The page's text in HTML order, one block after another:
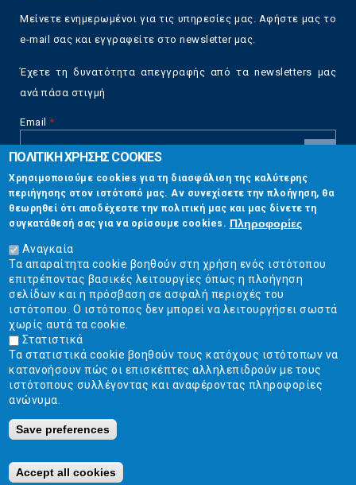
Μείνετε ενημερωμένοι για τις υπηρεσίες μας. Αφήστε μας το
e-mail σας και εγγραφείτε στο newsletter μας.
Έχετε τη δυνατότητα απεγγραφής από τα newsletters μας
ανά πάσα στιγμή
Email *
CAPTCHA
This
question is
for testing
whether or
not you are a
human visitor
and to
prevent
automated
spam
submissions.
5+2
Επικοινωνία
Στουρνάρη 17, Αθήνα 10683
2103304444
info@ekpizo.gr
www.ekpizo.gr
Δευ - Πεμ:10:00 πμ - 2:00 μμ
Σάβ - Κυρ: Κλειστά
Κατασκευή ιστοσελίδων Istology | Web & Marketing Solutions
ΠΟΛΙΤΙΚΗ ΧΡΗΣΗΣ COOKIES
Χρησιμοποιούμε cookies για τη διασφάλιση της καλύτερης
περιήγησης στον ιστότοπό μας. Αν συνεχίσετε την πλοήγηση, θα
θεωρηθεί ότι αποδέχεστε την πολιτική μας και μας δίνετε τη
συγκατάθεσή σας για να ορίσουμε cookies. Πληροφορίες
Αναγκαία
Τα απαραίτητα cookie βοηθούν στη χρήση ενός ιστότοπου
επιτρέποντας βασικές λειτουργίες όπως η πλοήγηση
σελίδων και η πρόσβαση σε ασφαλή περιοχές του
ιστότοπου. Ο ιστότοπος δεν μπορεί να λειτουργήσει σωστά
χωρίς αυτά τα cookie.
Στατιστικά
Τα στατιστικά cookie βοηθούν τους κατόχους ιστότοπων να
κατανοήσουν πώς οι επισκέπτες αλληλεπιδρούν με τους
ιστότοπους συλλέγοντας και αναφέροντας πληροφορίες
ανώνυμα.
Save preferences
Accept all cookies